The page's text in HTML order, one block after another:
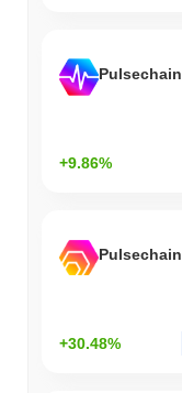
Pulsechain
+9.86%
+30.48%